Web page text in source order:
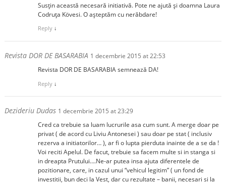
Susțin această necesară initiativă. Pote ne ajută și doamna Laura
Codruța Kövesi. O așteptăm cu nerăbdare!
Reply ↓
Revista DOR DE BASARABIA 1 decembrie 2015 at 22:53
Revista DOR DE BASARABIA semnează DA!
Reply ↓
Dezideriu Dudas 1 decembrie 2015 at 23:29
Cred ca trebuie sa luam lucrurile asa cum sunt. A merge doar pe
privat ( de acord cu Liviu Antonesei ) sau doar pe stat ( inclusiv
rezerva a initiatorilor… ), ar fi o lupta pierduta inainte de a se da !
Voi reciti Apelul. De facut, trebuie sa facem multe si in stanga si
in dreapta Prutului….Ne-ar putea insa ajuta diferentele de
pozitionare, care, in cazul unui “vehicul legitim” ( un fond de
investitii, bun deci la Vest, dar cu rezultate – banii, necesari si la